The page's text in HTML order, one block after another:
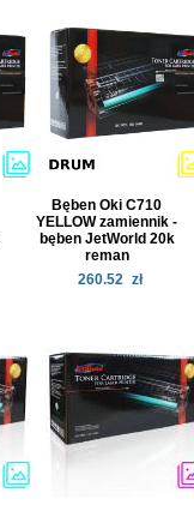
Bęben Oki C710
YELLOW zamiennik -
bęben JetWorld 20k
reman
260.52 zł